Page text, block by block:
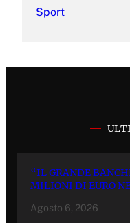
Sport
“IL GRANDE
MILIONI DI EURO
Agosto 6, 2026